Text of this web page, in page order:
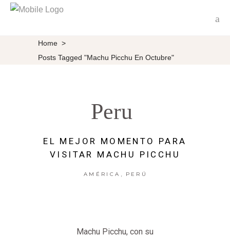
Home >
Posts Tagged "Machu Picchu En Octubre"
Peru
EL MEJOR MOMENTO PARA
VISITAR MACHU PICCHU
AMÉRICA PERÚ
Machu Picchu, con su